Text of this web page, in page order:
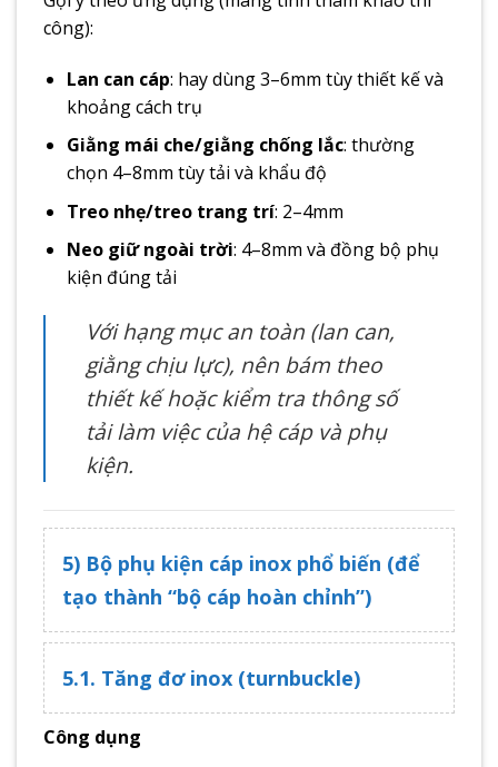
công):
Lan can cáp: hay dùng 3–6mm tùy thiết kế và
khoảng cách trụ
Giằng mái che/giằng chống lắc: thường
chọn 4–8mm tùy tải và khẩu độ
Treo nhẹ/treo trang trí: 2–4mm
Neo giữ ngoài trời: 4–8mm và đồng bộ phụ
kiện đúng tải
Với hạng mục an toàn (lan can,
giằng chịu lực), nên bám theo
thiết kế hoặc kiểm tra thông số
tải làm việc của hệ cáp và phụ
kiện.
5) Bộ phụ kiện cáp inox phổ biến (để
tạo thành “bộ cáp hoàn chỉnh”)
5.1. Tăng đơ inox (turnbuckle)
Công dụng